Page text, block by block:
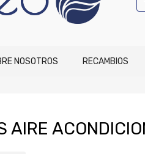
NOSOTROS RECAMBIOS
AIRE